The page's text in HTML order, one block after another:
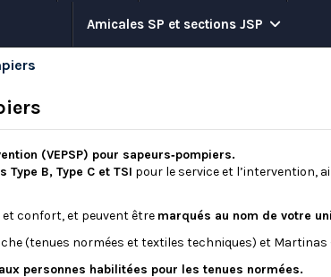
Amicales SP et sections JSP
(VEPSP) pour sapeurs‑pompiers.
Type B, Type C et TSI pour le service et l’intervention,
confort, et peuvent être marqués au nom de votre
(tenues normées et textiles techniques) et Martinas
personnes habilitées pour les tenues normées.